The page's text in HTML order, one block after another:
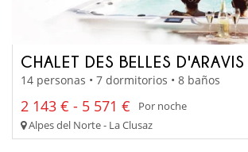
CHALET DES BELLES D'ARAVIS
14 personas • 7 dormitorios • 8 baños
2 143 € - 5 571 €
Por noche
Alpes del Norte - La Clusaz